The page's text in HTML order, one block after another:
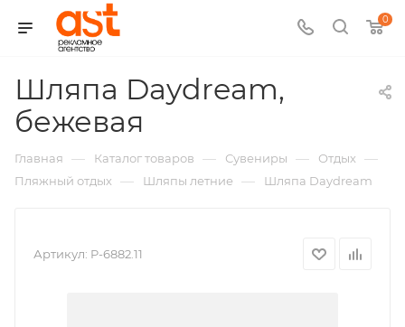
0
Шляпа Daydream,
бежевая
арт.:
P-
Главная — Каталог товаров — Сувениры — Отдых —
Пляжный отдых — Шляпы летние — Шляпа Daydream
Артикул: P-6882.11